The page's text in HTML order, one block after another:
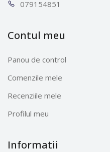
0791 54851
Contul meu
Panou de control
Comenzile mele
Recenziile mele
Profilul meu
Informatii